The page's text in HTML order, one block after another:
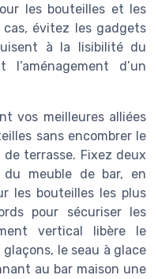
les bouteilles et les
évitez les gadgets
à la lisibilité du
d’un
vos meilleures alliées
sans encombrer le
terrasse. Fixez deux
meuble de bar, en
les bouteilles les plus
pour sécuriser les
vertical libère le
le seau à glace
au bar maison une